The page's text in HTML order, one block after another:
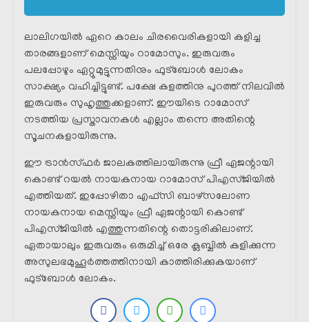
ലാലിഗയിൽ ഏറെ കാലം ചിരവൈരികളായി കളിച്ച
താരങ്ങളാണ് മെസ്സിയും റാമോസും. ഇരുവരും
പലപ്പോഴും ഏറ്റുമുട്ടുന്നതിനും ഫുട്ബോൾ ലോകം
സാക്ഷ്യം വഹിച്ചിട്ടുണ്ട്. പക്ഷേ കളത്തിനു പുറത്ത് നിലവിൽ
ഇരുവരും സുഹൃത്തുക്കളാണ്. ഈയിടെ റാമോസ്
നടത്തിയ പ്രസ്താവനകൾ എല്ലാം തന്നെ അതിന്റെ
സൂചനകളായിരുന്നു.
ഈ ട്രാൻസ്ഫർ ജാലകത്തിലായിരുന്നു ഫ്രീ ഏജന്റായി
കൊണ്ട് റയൽ നായകനായ റാമോസ് പിഎസ്ജിയിൽ
എത്തിയത്. ഇപ്പോഴിതാ എഫ്സി ബാഴ്സലോണ
നായകനായ മെസ്സിയും ഫ്രീ ഏജന്റായി കൊണ്ട്
പിഎസ്ജിയിൽ എത്തുന്നതിന്റെ തൊട്ടരികിലാണ്.
ഏതായാലും ഇരുവരും ഒരുമിച്ച് ഒരേ ക്ലബ്ബിൽ കളിക്കുന്ന
അസുലഭമുഹൂർത്തത്തിനായി കാത്തിരിക്കുകയാണ്
ഫുട്ബോൾ ലോകം.